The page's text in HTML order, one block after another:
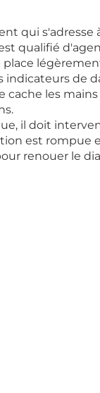
qui
qualifié
place
indicateurs de
cache les
il doit
est rompue
renouer le